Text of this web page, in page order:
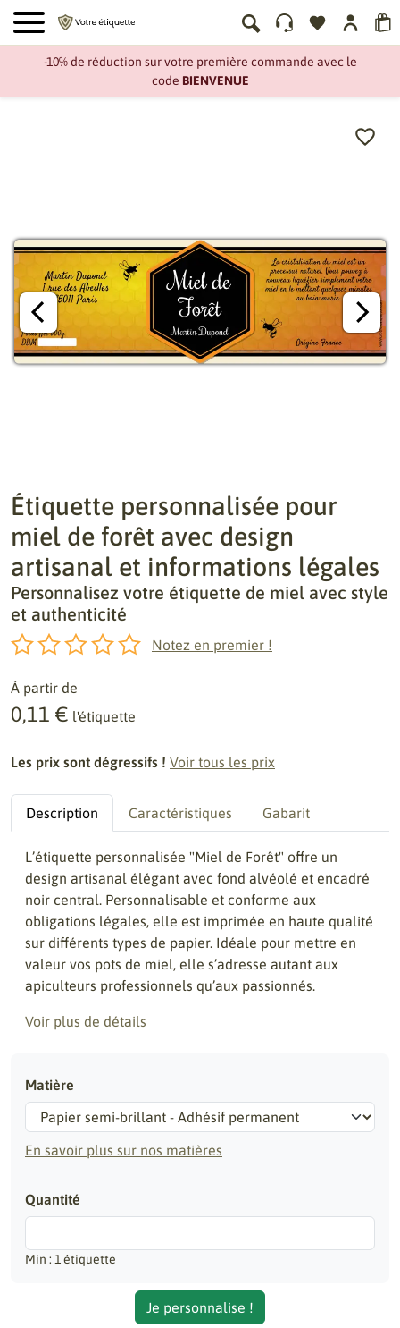
-10% de réduction sur votre première commande avec le
code BIENVENUE
Étiquette personnalisée pour
miel de forêt avec design
artisanal et informations légales
Personnalisez votre étiquette de miel avec style
et authenticité
Notez en premier !
À partir de
0,11 € l'étiquette
Les prix sont dégressifs ! Voir tous les prix
Description Caractéristiques Gabarit
L’étiquette personnalisée "Miel de Forêt" offre un
design artisanal élégant avec fond alvéolé et encadré
noir central. Personnalisable et conforme aux
obligations légales, elle est imprimée en haute qualité
sur différents types de papier. Idéale pour mettre en
valeur vos pots de miel, elle s’adresse autant aux
apiculteurs professionnels qu’aux passionnés.
Voir plus de détails
Matière
En savoir plus sur nos matières
Quantité
Min : 1 étiquette
Je personnalise !